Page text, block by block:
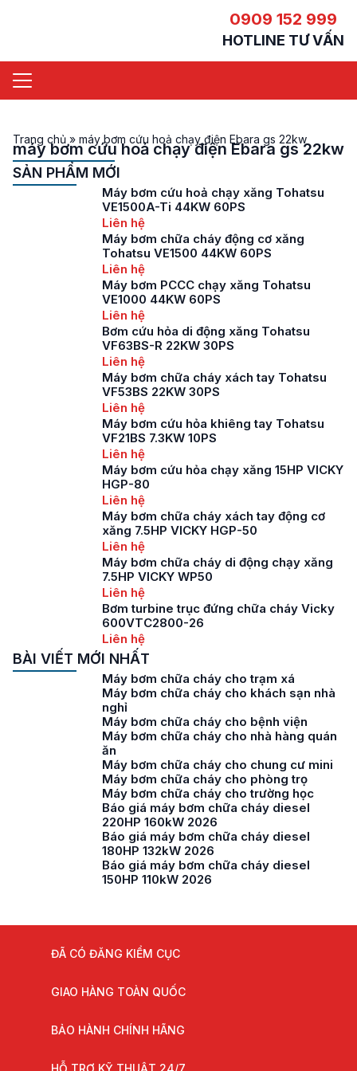
0909 152 999
HOTLINE TƯ VẤN
Trang chủ » máy bơm cứu hoả chạy điện Ebara gs 22kw
máy bơm cứu hoả chạy điện Ebara gs 22kw
SẢN PHẨM MỚI
Máy bơm cứu hoả chạy xăng Tohatsu
VE1500A-Ti 44KW 60PS
Liên hệ
Máy bơm chữa cháy động cơ xăng
Tohatsu VE1500 44KW 60PS
Liên hệ
Máy bơm PCCC chạy xăng Tohatsu
VE1000 44KW 60PS
Liên hệ
Bơm cứu hỏa di động xăng Tohatsu
VF63BS-R 22KW 30PS
Liên hệ
Máy bơm chữa cháy xách tay Tohatsu
VF53BS 22KW 30PS
Liên hệ
Máy bơm cứu hỏa khiêng tay Tohatsu
VF21BS 7.3KW 10PS
Liên hệ
Máy bơm cứu hỏa chạy xăng 15HP VICKY
HGP-80
Liên hệ
Máy bơm chữa cháy xách tay động cơ
xăng 7.5HP VICKY HGP-50
Liên hệ
Máy bơm chữa cháy di động chạy xăng
7.5HP VICKY WP50
Liên hệ
Bơm turbine trục đứng chữa cháy Vicky
600VTC2800-26
Liên hệ
BÀI VIẾT MỚI NHẤT
Máy bơm chữa cháy cho trạm xá
Máy bơm chữa cháy cho khách sạn nhà
nghỉ
Máy bơm chữa cháy cho bệnh viện
Máy bơm chữa cháy cho nhà hàng quán
ăn
Máy bơm chữa cháy cho chung cư mini
Máy bơm chữa cháy cho phòng trọ
Máy bơm chữa cháy cho trường học
Báo giá máy bơm chữa cháy diesel
220HP 160kW 2026
Báo giá máy bơm chữa cháy diesel
180HP 132kW 2026
Báo giá máy bơm chữa cháy diesel
150HP 110kW 2026
ĐÃ CÓ ĐĂNG KIỂM CỤC
GIAO HÀNG TOÀN QUỐC
BẢO HÀNH CHÍNH HÃNG
HỖ TRỢ KỸ THUẬT 24/7